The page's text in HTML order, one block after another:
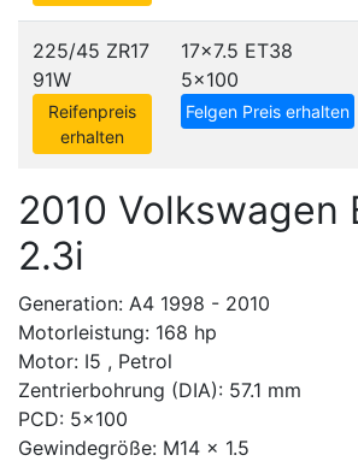
225/45 ZR17
91W
Reifenpreis
erhalten
17x7.5 ET38
5x100
Felgen Preis erhalten
2010 Volkswagen
2.3i
Generation: A4 1998 - 2010
Motorleistung: 168 hp
Motor: I5 , Petrol
Zentrierbohrung (DIA): 57.1 mm
PCD: 5x100
Gewindegröße: M14 x 1.5